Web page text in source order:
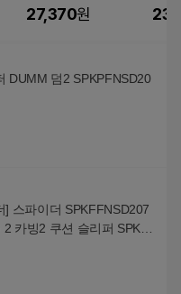
S25001WHT
27,370원
미
DUMM 덤2 SPKPFNSD20
] 스파이더 SPKFFNSD207
카빙2 쿠션 슬리퍼 SPKF